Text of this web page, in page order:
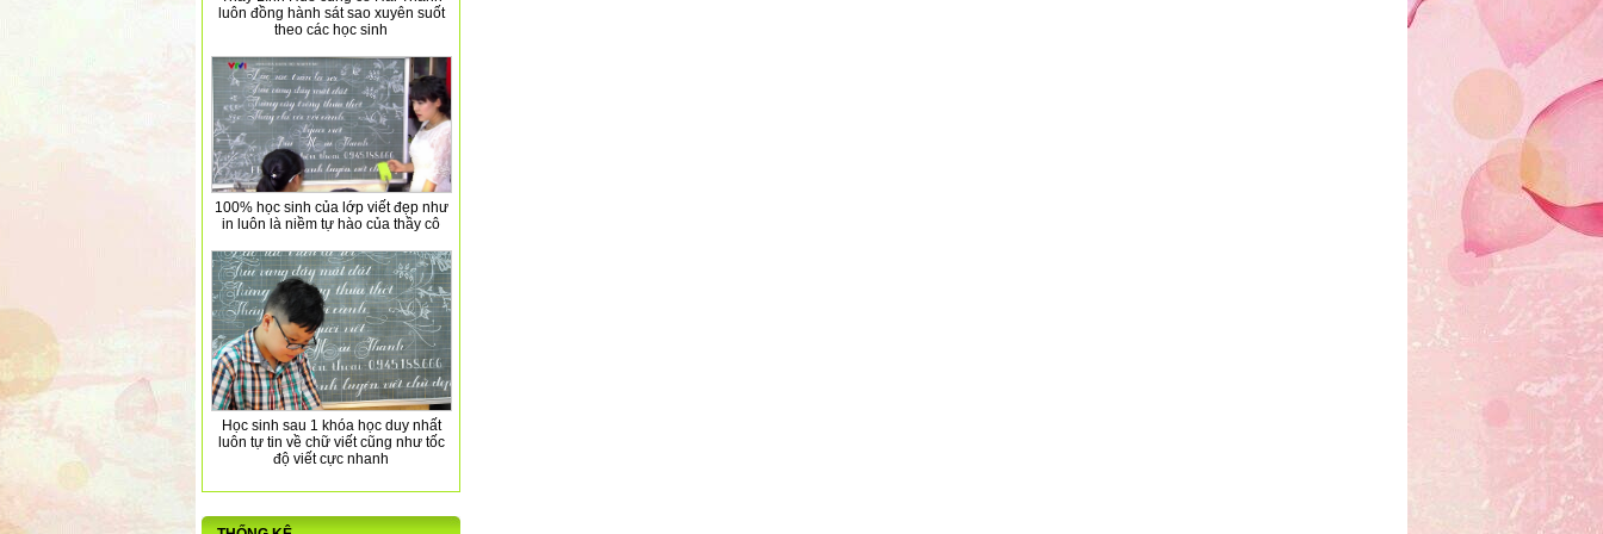
luôn đồng hành sát sao xuyên suốt
theo các học sinh
100% học sinh của lớp viết đẹp như
in luôn là niềm tự hào của thầy cô
Học sinh sau 1 khóa học duy nhất
luôn tự tin về chữ viết cũng như tốc
độ viết cực nhanh